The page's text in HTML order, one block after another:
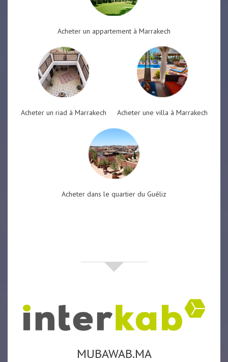
Acheter un appartement à Marrakech
Acheter un riad à Marrakech Acheter une villa à Marrakech
Acheter dans le quartier du Guéliz
MUBAWAB.MA